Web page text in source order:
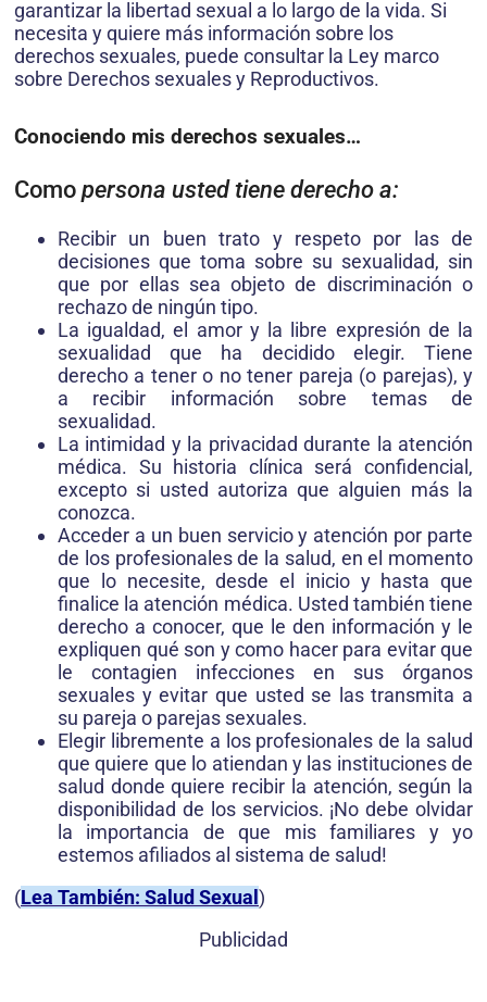
garantizar la libertad sexual a lo largo de la vida. Si
necesita y quiere más información sobre los
derechos sexuales, puede consultar la Ley marco
sobre Derechos sexuales y Reproductivos.
Conociendo mis derechos sexuales…
Como persona usted tiene derecho a:
Recibir un buen trato y respeto por las de
decisiones que toma sobre su sexualidad, sin
que por ellas sea objeto de discriminación o
rechazo de ningún tipo.
La igualdad, el amor y la libre expresión de la
sexualidad que ha decidido elegir. Tiene
derecho a tener o no tener pareja (o parejas), y
a recibir información sobre temas de
sexualidad.
La intimidad y la privacidad durante la atención
médica. Su historia clínica será confidencial,
excepto si usted autoriza que alguien más la
conozca.
Acceder a un buen servicio y atención por parte
de los profesionales de la salud, en el momento
que lo necesite, desde el inicio y hasta que
finalice la atención médica. Usted también tiene
derecho a conocer, que le den información y le
expliquen qué son y como hacer para evitar que
le contagien infecciones en sus órganos
sexuales y evitar que usted se las transmita a
su pareja o parejas sexuales.
Elegir libremente a los profesionales de la salud
que quiere que lo atiendan y las instituciones de
salud donde quiere recibir la atención, según la
disponibilidad de los servicios. ¡No debe olvidar
la importancia de que mis familiares y yo
estemos afiliados al sistema de salud!
(Lea También: Salud Sexual )
Publicidad